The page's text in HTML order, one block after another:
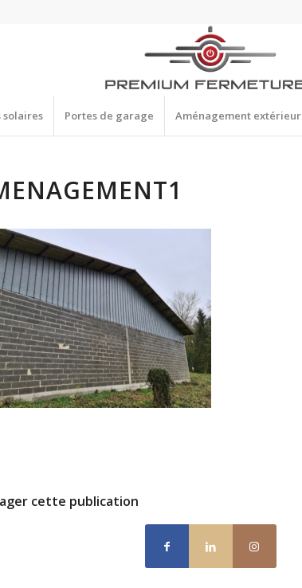
solaires Portes de garage Aménagement extérieur
cette publication